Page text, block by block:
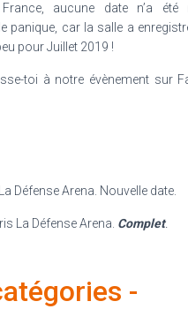
aucune date n’a été
car la salle a
pour Juillet 2019 !
toi à notre évènement sur
Défense Arena. Nouvelle date.
La Défense Arena. Complet.
-